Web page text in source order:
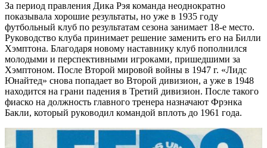
За период правления Дика Рэя команда неоднократно
показывала хорошие результаты, но уже в 1935 году
футбольный клуб по результатам сезона занимает 18-е место.
Руководство клуба принимает решение заменить его на Билли
Хэмптона. Благодаря новому наставнику клуб пополнился
молодыми и перспективными игроками, пришедшими за
Хэмптоном. После Второй мировой войны в 1947 г. «Лидс
Юнайтед» снова попадает во Второй дивизион, а уже в 1948
находится на грани падения в Третий дивизион. После такого
фиаско на должность главного тренера назначают Фрэнка
Бакли, который руководил командой вплоть до 1961 года.